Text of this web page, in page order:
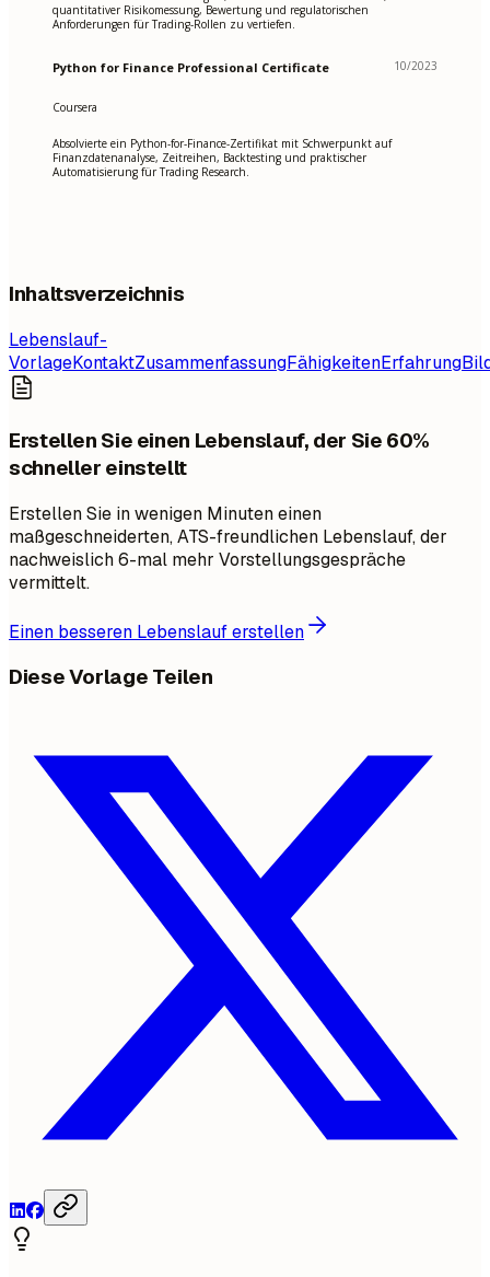
quantitativer Risikomessung, Bewertung und regulatorischen
Anforderungen für Trading-Rollen zu vertiefen.
Python for Finance Professional Certificate 10/2023
Coursera
Absolvierte ein Python-for-Finance-Zertifikat mit Schwerpunkt auf
Finanzdatenanalyse, Zeitreihen, Backtesting und praktischer
Automatisierung für Trading Research.
Inhaltsverzeichnis
Lebenslauf-
VorlageKontaktZusammenfassungFähigkeitenErfahrung
Erstellen Sie einen Lebenslauf, der Sie 60%
schneller einstellt
Erstellen Sie in wenigen Minuten einen
maßgeschneiderten, ATS-freundlichen Lebenslauf, der
nachweislich 6-mal mehr Vorstellungsgespräche
vermittelt.
Einen besseren Lebenslauf erstellen
Diese Vorlage Teilen